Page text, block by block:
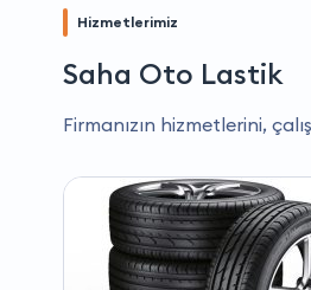
Hizmetlerimiz
Saha Oto Lastik
Firmanızın hizmetlerini,